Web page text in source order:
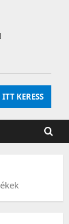
ITT KERESS